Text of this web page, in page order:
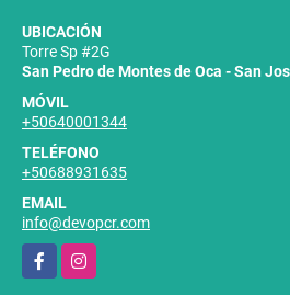
UBICACIÓN
Torre Sp #2G
San Pedro de Montes de Oca - San
MÓVIL
+50640001344
TELÉFONO
+50688931635
EMAIL
info@devopcr.com
FacebookInstagram